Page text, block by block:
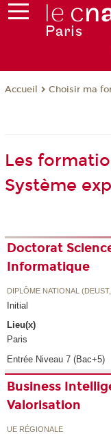
Accueil Choisir ma
Les
Système
Doctorat
Informatique
DIPLÔME NATIONAL
Initial
Lieu(x)
Paris
Entrée Niveau 7 (Bac+5)
Business
Valorisation
UE RÉGIONALE